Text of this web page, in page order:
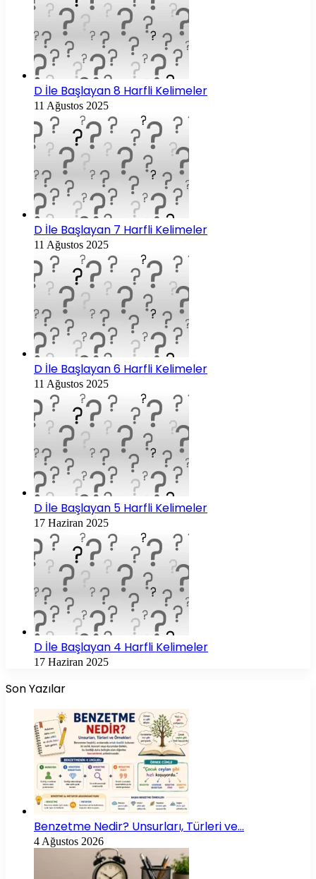
D İle Başlayan 8 Harfli Kelimeler
11 Ağustos 2025
D İle Başlayan 7 Harfli Kelimeler
11 Ağustos 2025
D İle Başlayan 6 Harfli Kelimeler
11 Ağustos 2025
D İle Başlayan 5 Harfli Kelimeler
17 Haziran 2025
D İle Başlayan 4 Harfli Kelimeler
17 Haziran 2025
Son Yazılar
Benzetme Nedir? Unsurları, Türleri ve…
4 Ağustos 2026